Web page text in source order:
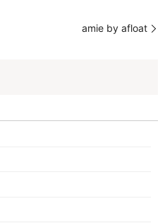
amie by afloat